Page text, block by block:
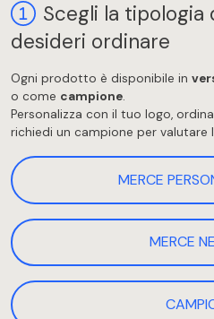
Scegli la
desideri ordinare
Ogni prodotto è disponibile in
o come campione.
Personalizza con il tuo logo,
richiedi un campione per valutare
MERCE
MERCE